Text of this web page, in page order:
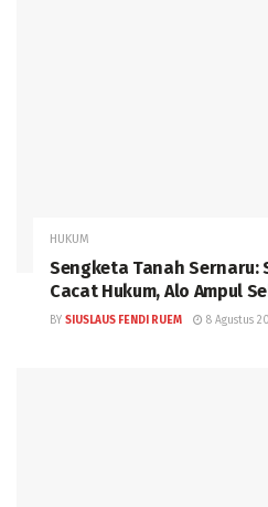
HUKUM
Sengketa Tanah
Cacat Hukum, Alo Ampul
BY SIUSLAUS FENDI RUEM 8 Agustus